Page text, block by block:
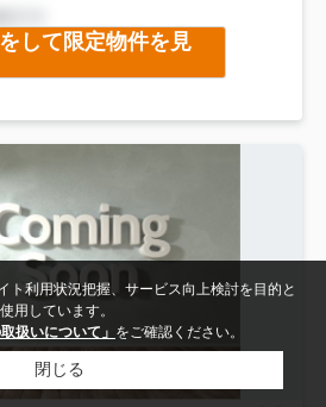
して限定物件を見
ト利用状況把握、サービス向上検討を目的と
用しています。
扱いについて」 をご確認ください。
閉じる